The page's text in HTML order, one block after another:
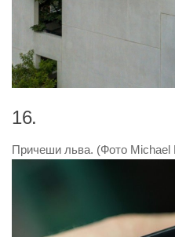
16.
Причеши льва. (Фото Michael